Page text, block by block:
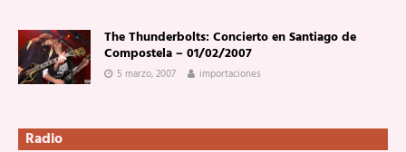
The Thunderbolts: Concierto en Santiago de
Compostela – 01/02/2007
5 marzo, 2007 importaciones
Radio